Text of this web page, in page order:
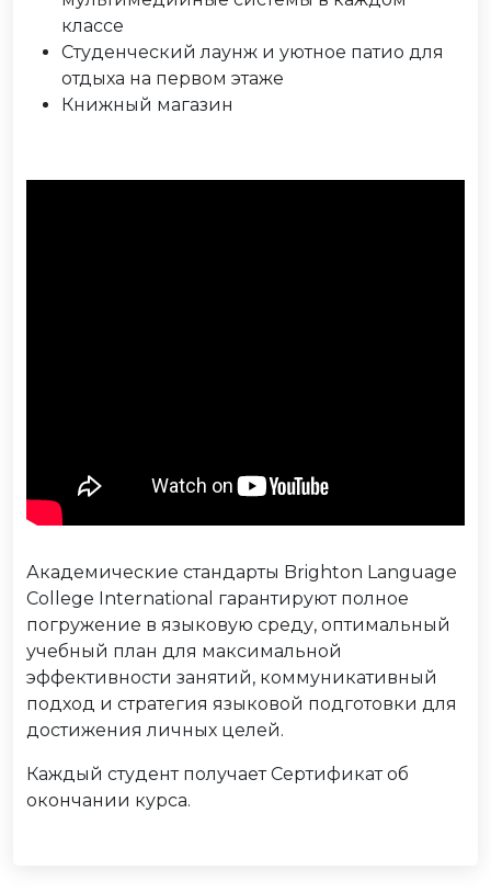
классе
Студенческий лаунж и уютное патио для
отдыха на первом этаже
Книжный магазин
Академические стандарты Brighton Language
College International гарантируют полное
погружение в языковую среду, оптимальный
учебный план для максимальной
эффективности занятий, коммуникативный
подход и стратегия языковой подготовки для
достижения личных целей.
Каждый студент получает Сертификат об
окончании курса.